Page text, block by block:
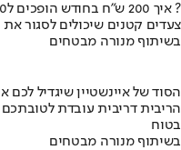
איך 200 ש"ח בחודש הופכים ל140 אלף ?
צעדים קטנים שיכולים לסגור את
בשיתוף מנורה מבטחים
הסוד של איינשטיין שיגדיל לכם
הריבית דריבית עובדת
בטוח
בשיתוף מנורה מבטחים